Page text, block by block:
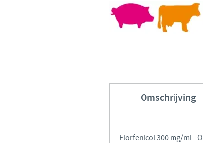
Omschrijving
Florfenicol 300 mg/ml -